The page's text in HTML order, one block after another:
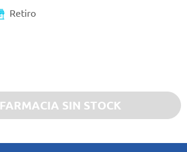
Retiro
FARMACIA SIN STOCK